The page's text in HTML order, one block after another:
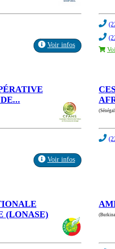
Voir infos
Voir infos
(LONASE)